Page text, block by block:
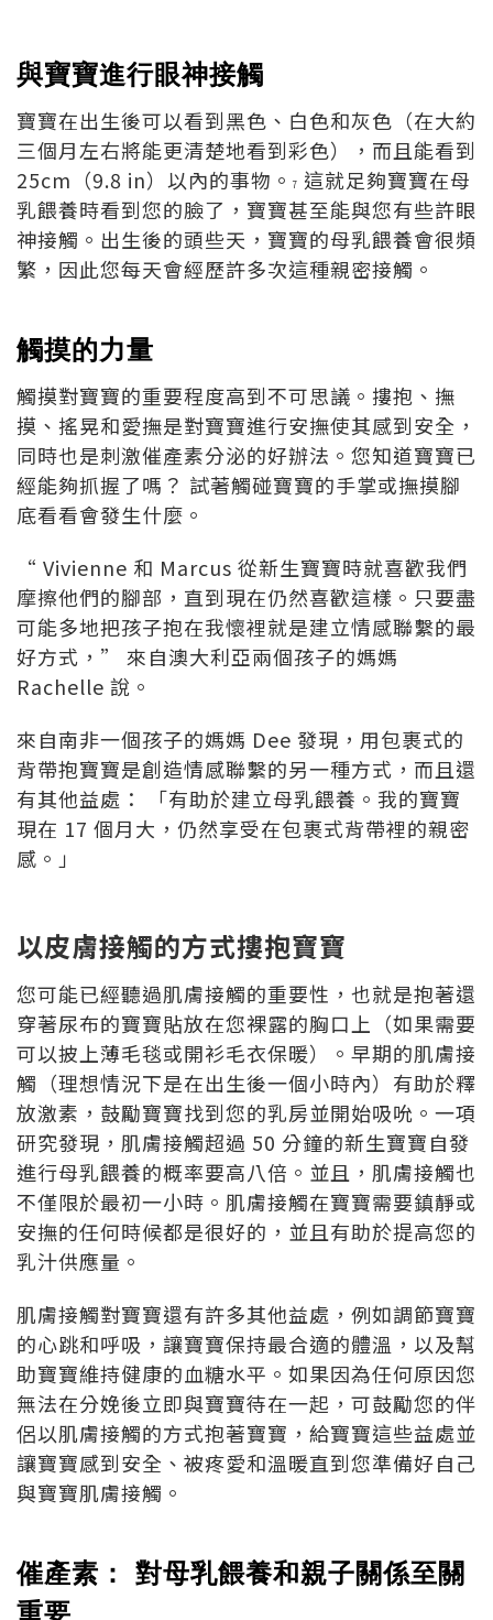
與寶寶進行眼神接觸
寶寶在出生後可以看到黑色、白色和灰色（在大約
三個月左右將能更清楚地看到彩色），而且能看到
25cm（9.8 in）以內的事物。
7
這就足夠寶寶在母
乳餵養時看到您的臉了，寶寶甚至能與您有些許眼
神接觸。出生後的頭些天，寶寶的母乳餵養會很頻
繁，因此您每天會經歷許多次這種親密接觸。
觸摸的力量
觸摸對寶寶的重要程度高到不可思議。摟抱、撫
摸、搖晃和愛撫是對寶寶進行安撫使其感到安全，
同時也是刺激催產素分泌的好辦法。您知道寶寶已
經能夠抓握了嗎？ 試著觸碰寶寶的手掌或撫摸腳
底看看會發生什麼。
“ Vivienne 和 Marcus 從新生寶寶時就喜歡我們
摩擦他們的腳部，直到現在仍然喜歡這樣。只要盡
可能多地把孩子抱在我懷裡就是建立情感聯繫的最
好方式，” 來自澳大利亞兩個孩子的媽媽
Rachelle 說。
來自南非一個孩子的媽媽 Dee 發現，用包裹式的
背帶抱寶寶是創造情感聯繫的另一種方式，而且還
有其他益處： 「有助於建立母乳餵養。我的寶寶
現在 17 個月大，仍然享受在包裹式背帶裡的親密
感。」
以皮膚接觸的方式摟抱寶寶
您可能已經聽過肌膚接觸的重要性，也就是抱著還
穿著尿布的寶寶貼放在您裸露的胸口上（如果需要
可以披上薄毛毯或開衫毛衣保暖）。早期的肌膚接
觸（理想情況下是在出生後一個小時內）有助於釋
放激素，鼓勵寶寶找到您的乳房並開始吸吮。一項
研究發現，肌膚接觸超過 50 分鐘的新生寶寶自發
進行母乳餵養的概率要高八倍。並且，肌膚接觸也
不僅限於最初一小時。肌膚接觸在寶寶需要鎮靜或
安撫的任何時候都是很好的，並且有助於提高您的
乳汁供應量。
肌膚接觸對寶寶還有許多其他益處，例如調節寶寶
的心跳和呼吸，讓寶寶保持最合適的體溫，以及幫
助寶寶維持健康的血糖水平。如果因為任何原因您
無法在分娩後立即與寶寶待在一起，可鼓勵您的伴
侶以肌膚接觸的方式抱著寶寶，給寶寶這些益處並
讓寶寶感到安全、被疼愛和溫暖直到您準備好自己
與寶寶肌膚接觸。
催產素： 對母乳餵養和親子關係至關
重要